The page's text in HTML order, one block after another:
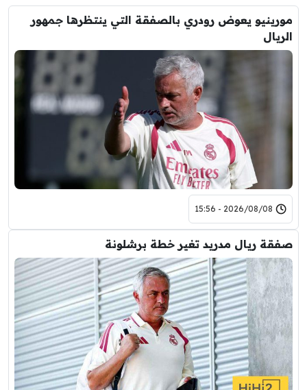
مورينيو يعوض رودري بالصفقة التي ينتظرها جمهور
الريال
2026/08/08 - 15:56
صفقة ريال مدريد تغير خطة برشلونة